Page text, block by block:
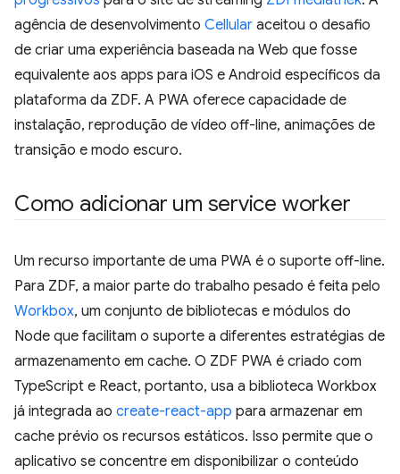
agência de desenvolvimento Cellular aceitou o desafio
de criar uma experiência baseada na Web que fosse
equivalente aos apps para iOS e Android específicos da
plataforma da ZDF. A PWA oferece capacidade de
instalação, reprodução de vídeo off-line, animações de
transição e modo escuro.
Como adicionar um service worker
Um recurso importante de uma PWA é o suporte off-line.
Para ZDF, a maior parte do trabalho pesado é feita pelo
Workbox, um conjunto de bibliotecas e módulos do
Node que facilitam o suporte a diferentes estratégias de
armazenamento em cache. O ZDF PWA é criado com
TypeScript e React, portanto, usa a biblioteca Workbox
já integrada ao create-react-app para armazenar em
cache prévio os recursos estáticos. Isso permite que o
aplicativo se concentre em disponibilizar o conteúdo